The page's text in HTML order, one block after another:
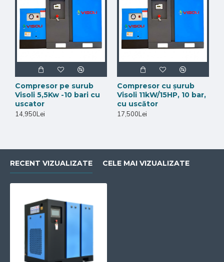
controller, acest compresor este potrivit pentru
aplicații unde compresoarele cu piston nu oferă
suficient randament sau continuitate în funcționare.
Date tehnice
Brand Visoli
Tip produs Compresor cu șurub
Putere motor 22kW / 30HP
Debit aer refulat la 7 bar 3800 l/min
Debit aer refulat la 8 bar
Debit aer refulat la 10 bar
Nivel zgomot
Greutate
Compresor pe surub
Visoli 5,5Kw -10 bari cu
uscator
14,950Lei
Compresor cu șurub
Visoli 11kW/15HP, 10 bar,
cu uscător
17,500Lei
RECENT VIZUALIZATE CELE MAI VIZUALIZATE